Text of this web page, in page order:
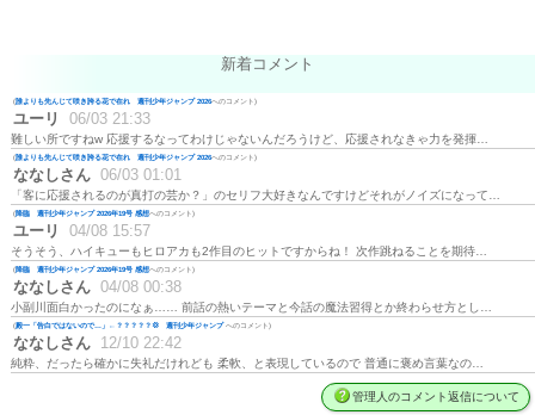
新着コメント
(誰よりも先んじて咲き誇る花で在れ 週刊少年ジャンプ 2026へのコメント)
ユーリ 06/03 21:33
難しい所ですねw 応援するなってわけじゃないんだろうけど、応援されなきゃ力を発揮…
(誰よりも先んじて咲き誇る花で在れ 週刊少年ジャンプ 2026へのコメント)
ななしさん 06/03 01:01
「客に応援されるのが真打の芸か？」のセリフ大好きなんですけどそれがノイズになって…
(降臨 週刊少年ジャンプ 2026年19号 感想へのコメント)
ユーリ 04/08 15:57
そうそう、ハイキューもヒロアカも2作目のヒットですからね！ 次作跳ねることを期待…
(降臨 週刊少年ジャンプ 2026年19号 感想へのコメント)
ななしさん 04/08 00:38
小副川面白かったのになぁ…… 前話の熱いテーマと今話の魔法習得とか終わらせ方とし…
(殿一「告白ではないので…」←？？？？？💢 週刊少年ジャンプへのコメント)
ななしさん 12/10 22:42
純粋、だったら確かに失礼だけれども 柔軟、と表現しているので 普通に褒め言葉なの…
管理人のコメント返信について